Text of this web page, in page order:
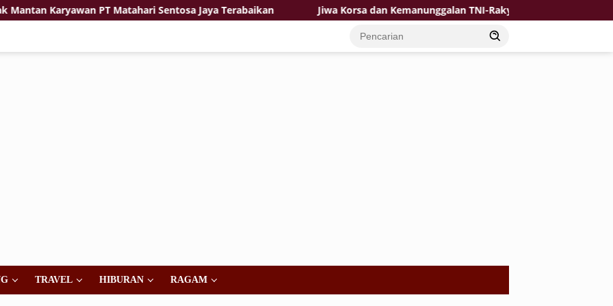
Karyawan PT Matahari Sentosa Jaya Terabaikan Jiwa Korsa dan Kemanunggalan TNI-Rakyat Jadi Kekuatan TMMD di
TRAVEL HIBURAN RAGAM